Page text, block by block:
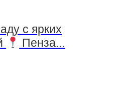
с ярких
Пенза...